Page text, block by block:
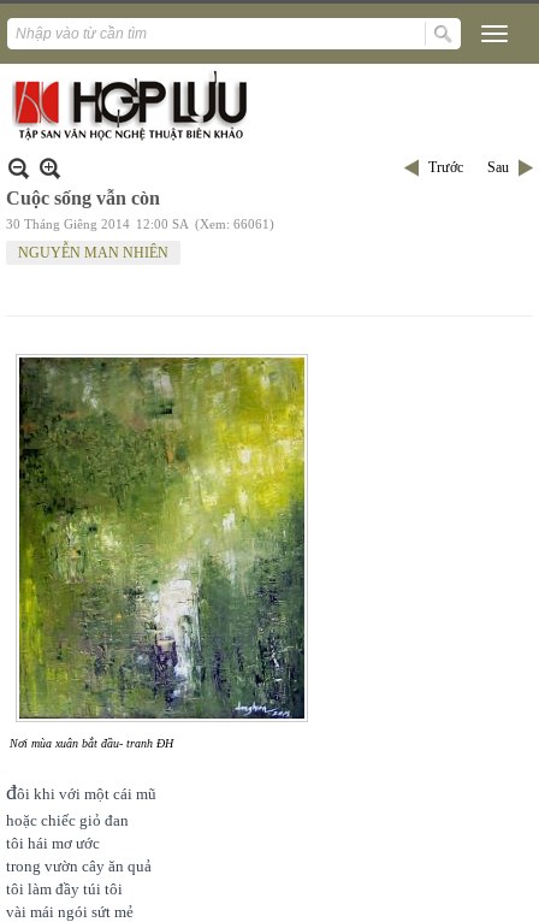
Trước Sau
Cuộc sống vẫn còn
30 Tháng Giêng 2014 12:00 SA (Xem: 66061)
NGUYỄN MAN NHIÊN
Nơi mùa xuân bắt đầu- tranh ĐH
đôi khi với một cái mũ
hoặc chiếc giỏ đan
tôi hái mơ ước
trong vườn cây ăn quả
tôi làm đầy túi tôi
vài mái ngói sứt mẻ